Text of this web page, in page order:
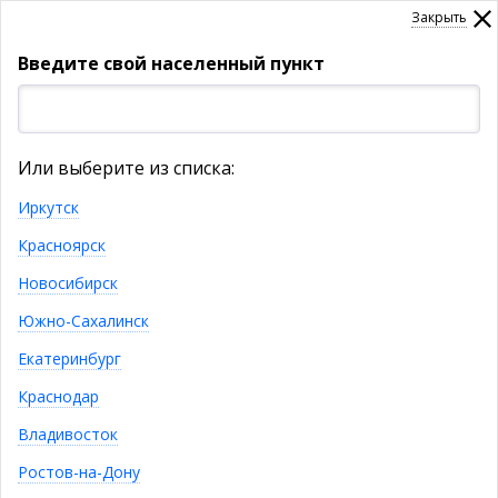
УКАЖИТЕ НАСЕЛЕННЫЙ ПУНКТ
Велюр
Велюр – близкий родственник бархата, даже
назавание бархата по-французски звучит как
«velours». Оба материала схожи своей структурой.
Особенность велюра – более длинный ворс, но
сегодня существуют такие разновидности этой
ткани, которые даже специалистам по текстилю
Закрыть
Введите свой населенный пункт
Или выберите из списка:
Иркутск
Красноярск
Новосибирск
Южно-Сахалинск
Екатеринбург
Краснодар
Владивосток
Ростов-на-Дону